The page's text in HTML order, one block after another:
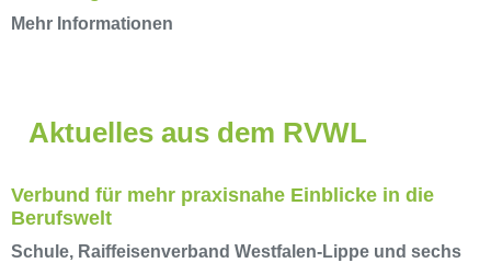
Mehr Informationen
Aktuelles aus dem RVWL
Verbund für mehr praxisnahe Einblicke in die
Berufswelt
Schule, Raiffeisenverband Westfalen-Lippe und sechs